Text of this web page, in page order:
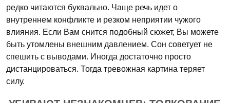
редко читаются буквально. Чаще речь идет о
внутреннем конфликте и резком неприятии чужого
влияния. Если Вам снится подобный сюжет, Вы можете
быть утомлены внешним давлением. Сон советует не
спешить с выводами. Иногда достаточно просто
дистанцироваться. Тогда тревожная картина теряет
силу.